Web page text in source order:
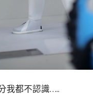
我都不認識…..